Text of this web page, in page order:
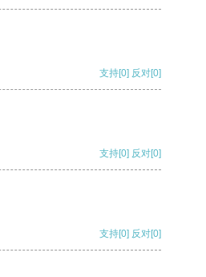
支持[0] 反对[0]
支持[0] 反对[0]
支持[0] 反对[0]